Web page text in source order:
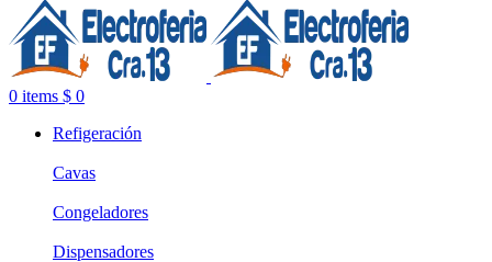
0 items $ 0
Refigeración
Cavas
Congeladores
Dispensadores